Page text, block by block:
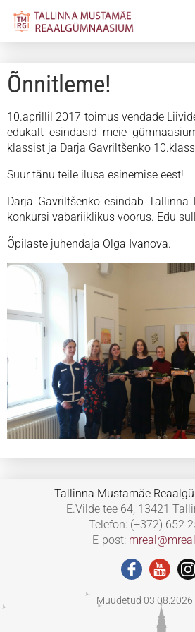
Õnnitleme!
10.aprillil 2017 toimus vendade
edukalt esindasid meie
klassist ja Darja Gavriltšenko
Suur tänu teile ilusa esinemise eest!
Darja Gavriltšenko esindab
konkursi vabariiklikus voorus. Edu
Õpilaste juhendaja Olga Ivanova.
Tallinna Mustamäe
E.Vilde tee 64, 13421
Telefon: (+372) 652
E-post:
Muudetud 03.08.2026